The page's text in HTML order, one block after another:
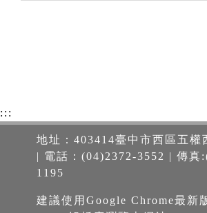
:::
地址：403414臺中市西區五權
| 電話：(04)2372-3552 | 傳真
1195
建議使用Google Chrome最新